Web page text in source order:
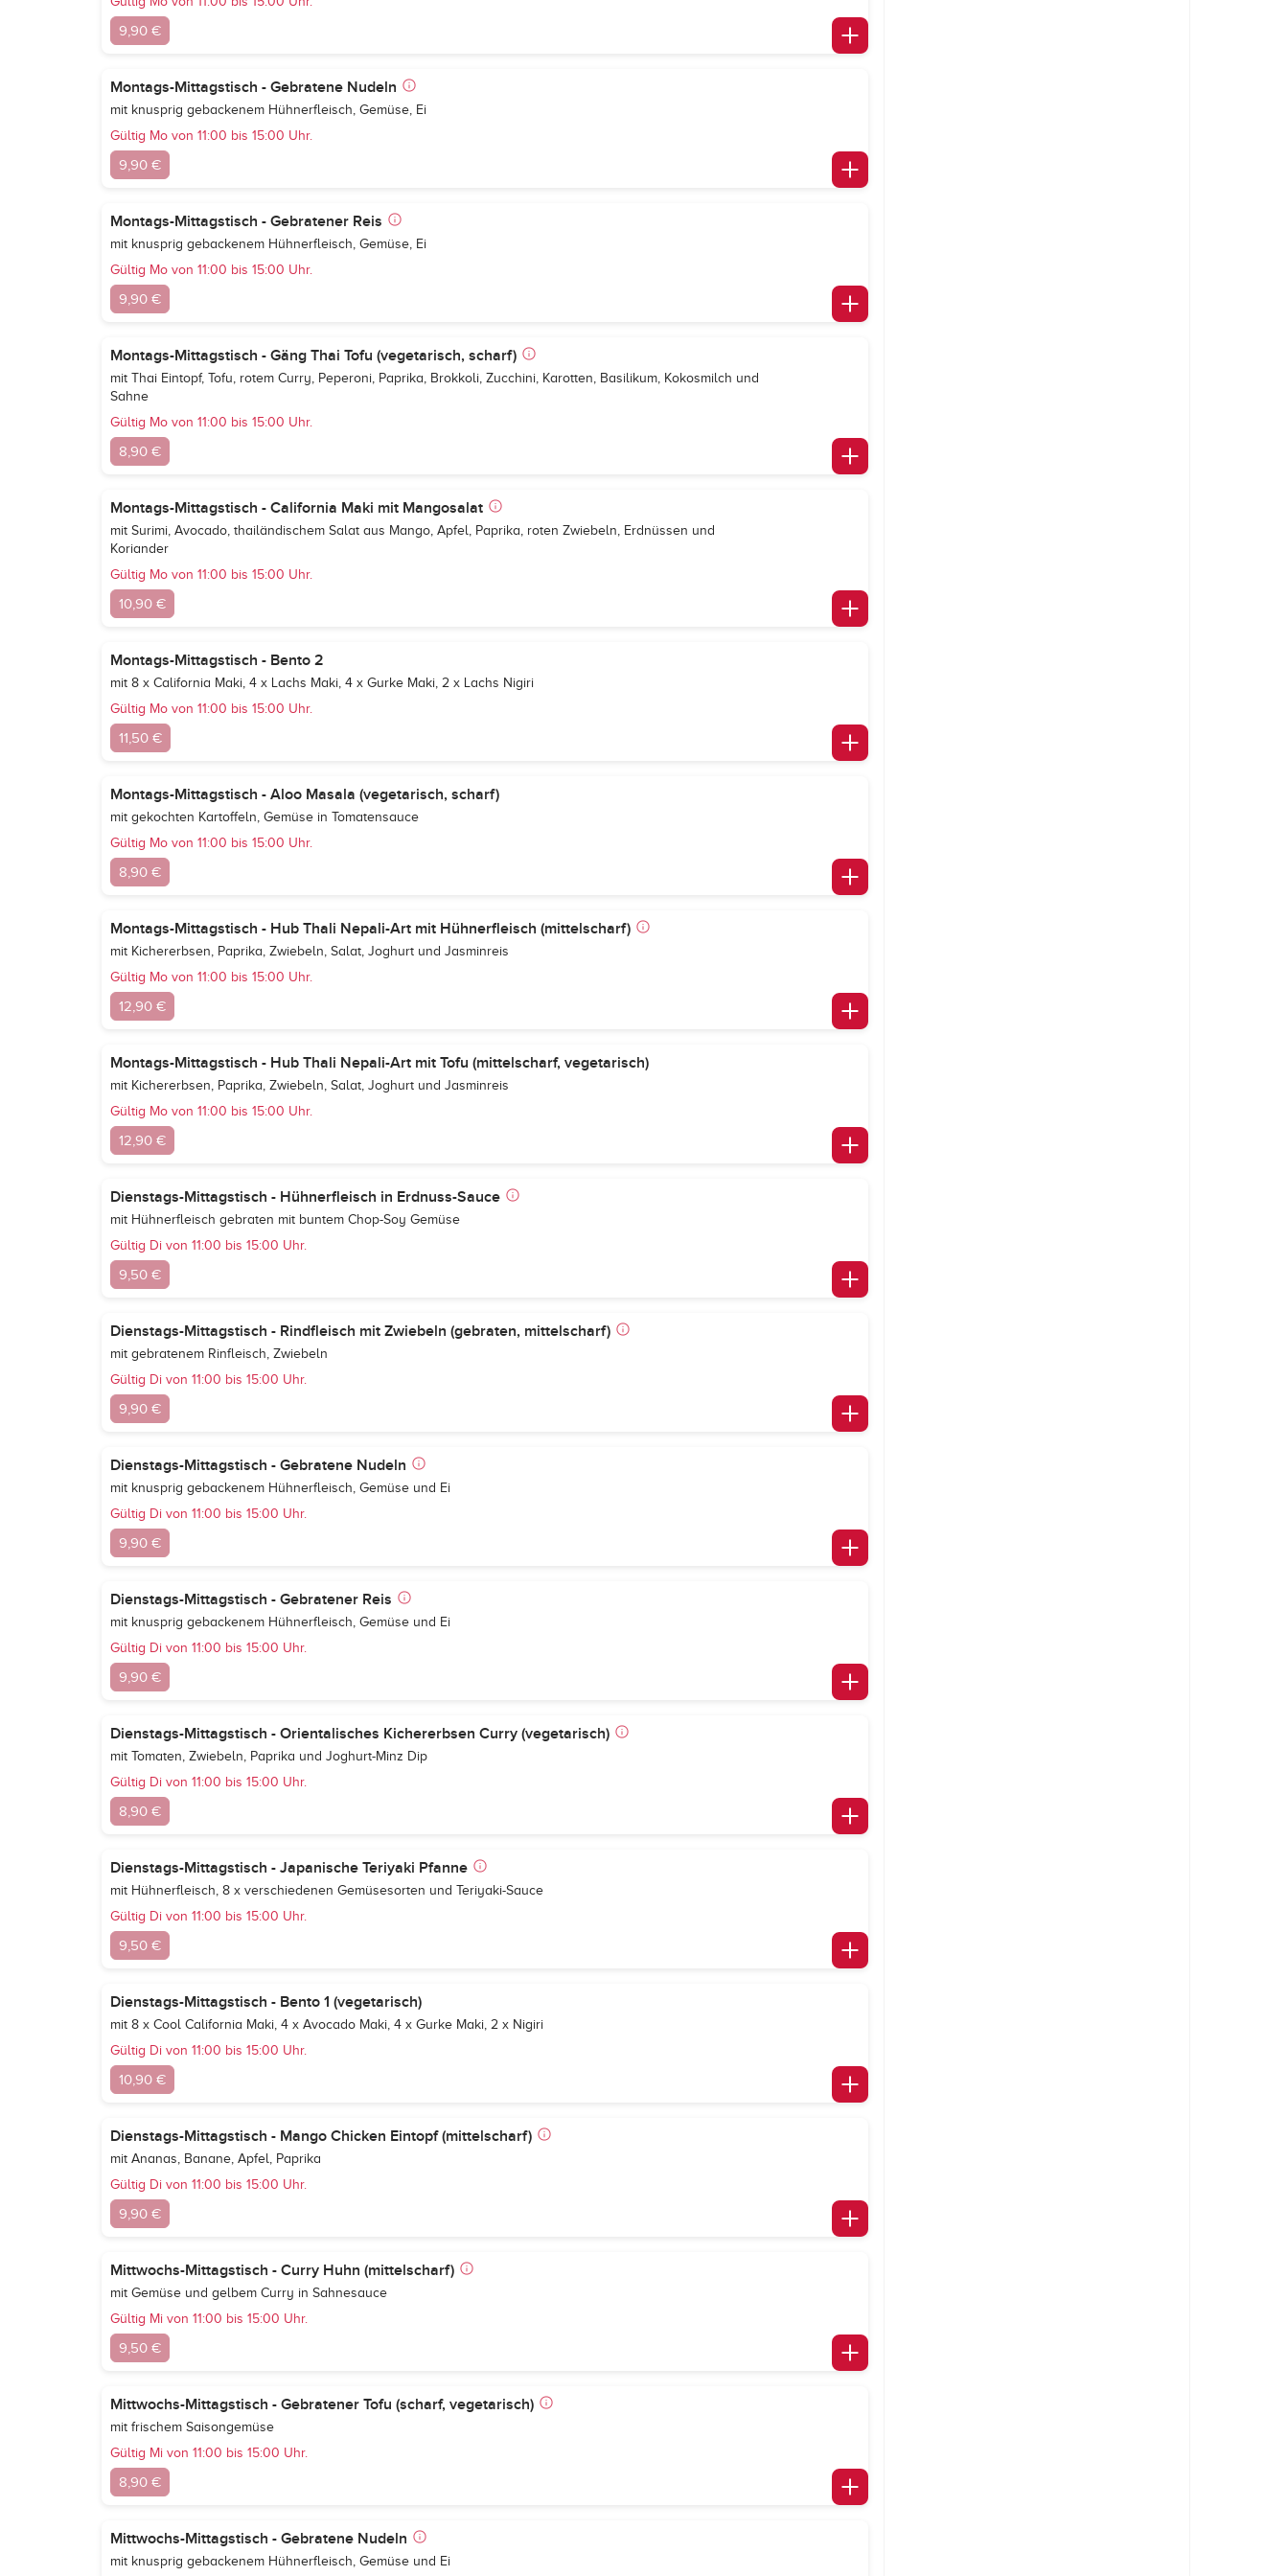
9,90 €
Montags-Mittagstisch - Gebratene Nudeln
mit knusprig gebackenem Hühnerfleisch, Gemüse, Ei
Gültig Mo von 11:00 bis 15:00 Uhr.
9,90 €
Montags-Mittagstisch - Gebratener Reis
mit knusprig gebackenem Hühnerfleisch, Gemüse, Ei
Gültig Mo von 11:00 bis 15:00 Uhr.
9,90 €
Montags-Mittagstisch - Gäng Thai Tofu (vegetarisch, scharf)
mit Thai Eintopf, Tofu, rotem Curry, Peperoni, Paprika, Brokkoli, Zucchini, Karotten, Basilikum, Kokosmilch und
Sahne
Gültig Mo von 11:00 bis 15:00 Uhr.
8,90 €
Montags-Mittagstisch - California Maki mit Mangosalat
mit Surimi, Avocado, thailändischem Salat aus Mango, Apfel, Paprika, roten Zwiebeln, Erdnüssen und
Koriander
Gültig Mo von 11:00 bis 15:00 Uhr.
10,90 €
Montags-Mittagstisch - Bento 2
mit 8 x California Maki, 4 x Lachs Maki, 4 x Gurke Maki, 2 x Lachs Nigiri
Gültig Mo von 11:00 bis 15:00 Uhr.
11,50 €
Montags-Mittagstisch - Aloo Masala (vegetarisch, scharf)
mit gekochten Kartoffeln, Gemüse in Tomatensauce
Gültig Mo von 11:00 bis 15:00 Uhr.
8,90 €
Montags-Mittagstisch - Hub Thali Nepali-Art mit Hühnerfleisch (mittelscharf)
mit Kichererbsen, Paprika, Zwiebeln, Salat, Joghurt und Jasminreis
Gültig Mo von 11:00 bis 15:00 Uhr.
12,90 €
Montags-Mittagstisch - Hub Thali Nepali-Art mit Tofu (mittelscharf, vegetarisch)
mit Kichererbsen, Paprika, Zwiebeln, Salat, Joghurt und Jasminreis
Gültig Mo von 11:00 bis 15:00 Uhr.
12,90 €
Dienstags-Mittagstisch - Hühnerfleisch in Erdnuss-Sauce
mit Hühnerfleisch gebraten mit buntem Chop-Soy Gemüse
Gültig Di von 11:00 bis 15:00 Uhr.
9,50 €
Dienstags-Mittagstisch - Rindfleisch mit Zwiebeln (gebraten, mittelscharf)
mit gebratenem Rinfleisch, Zwiebeln
Gültig Di von 11:00 bis 15:00 Uhr.
9,90 €
Dienstags-Mittagstisch - Gebratene Nudeln
mit knusprig gebackenem Hühnerfleisch, Gemüse und Ei
Gültig Di von 11:00 bis 15:00 Uhr.
9,90 €
Dienstags-Mittagstisch - Gebratener Reis
mit knusprig gebackenem Hühnerfleisch, Gemüse und Ei
Gültig Di von 11:00 bis 15:00 Uhr.
9,90 €
Dienstags-Mittagstisch - Orientalisches Kichererbsen Curry (vegetarisch)
mit Tomaten, Zwiebeln, Paprika und Joghurt-Minz Dip
Gültig Di von 11:00 bis 15:00 Uhr.
8,90 €
Dienstags-Mittagstisch - Japanische Teriyaki Pfanne
mit Hühnerfleisch, 8 x verschiedenen Gemüsesorten und Teriyaki-Sauce
Gültig Di von 11:00 bis 15:00 Uhr.
9,50 €
Dienstags-Mittagstisch - Bento 1 (vegetarisch)
mit 8 x Cool California Maki, 4 x Avocado Maki, 4 x Gurke Maki, 2 x Nigiri
Gültig Di von 11:00 bis 15:00 Uhr.
10,90 €
Dienstags-Mittagstisch - Mango Chicken Eintopf (mittelscharf)
mit Ananas, Banane, Apfel, Paprika
Gültig Di von 11:00 bis 15:00 Uhr.
9,90 €
Mittwochs-Mittagstisch - Curry Huhn (mittelscharf)
mit Gemüse und gelbem Curry in Sahnesauce
Gültig Mi von 11:00 bis 15:00 Uhr.
9,50 €
Mittwochs-Mittagstisch - Gebratener Tofu (scharf, vegetarisch)
mit frischem Saisongemüse
Gültig Mi von 11:00 bis 15:00 Uhr.
8,90 €
Mittwochs-Mittagstisch - Gebratene Nudeln
mit knusprig gebackenem Hühnerfleisch, Gemüse und Ei